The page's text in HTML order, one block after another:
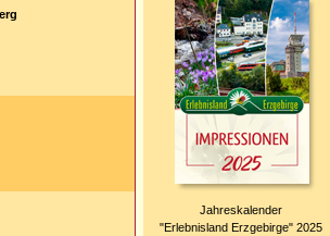
Jahreskalender
"Erlebnisland Erzgebirge" 2025